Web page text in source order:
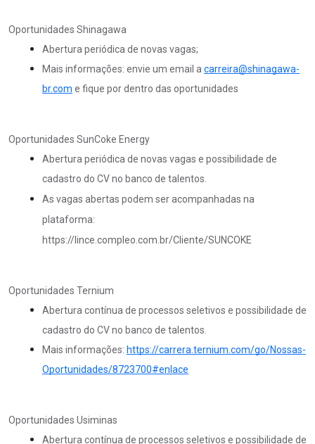
Oportunidades Shinagawa
Abertura periódica de novas vagas;
Mais informações: envie um email acarreira@shinagawa-
br.com e fique por dentro das oportunidades
Oportunidades SunCoke Energy
Abertura periódica de novas vagas e possibilidade de
cadastro do CV no banco de talentos.
As vagas abertas podem ser acompanhadas na
plataforma:
https://lince.compleo.com.br/Cliente/SUNCOKE
Oportunidades Ternium
Abertura contínua de processos seletivos e possibilidade de
cadastro do CV no banco de talentos.
Mais informações: https://carrera.ternium.com/go/Nossas-
Oportunidades/8723700#enlace
Oportunidades Usiminas
Abertura contínua de processos seletivos e possibilidade de